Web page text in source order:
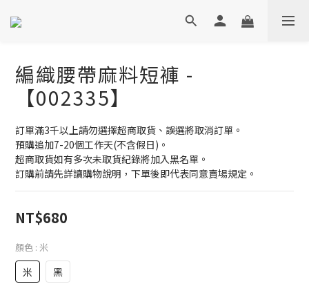
編織腰帶麻料短褲 -
【002335】
訂單滿3千以上請勿選擇超商取貨、誤選將取消訂單。
預購追加7-20個工作天(不含假日)。
超商取貨如有多次未取貨紀錄將加入黑名單。
訂購前請先詳讀購物說明，下單後即代表同意賣場規定。
NT$680
顏色 : 米
米 黑